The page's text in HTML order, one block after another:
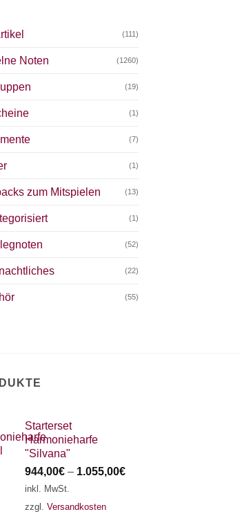
(111)
Noten (1260)
(19)
(1)
(7)
(1)
zum Mitspielen (13)
(1)
(52)
(22)
(55)
Starterset
Harmonieharfe
"Silvana"
944,00€ – 1.055,00€
inkl. MwSt.
zzgl. Versandkosten